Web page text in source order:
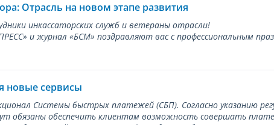
Отрасль на новом этапе развития
инкассаторских служб и ветераны отрасли!
и журнал «БСМ» поздравляют вас с профессиональным
новые сервисы
Системы быстрых платежей (СБП). Согласно указанию
обязаны обеспечить клиентам возможность совершать